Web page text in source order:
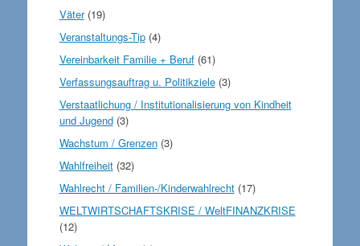
Väter(19)
Veranstaltungs-Tip(4)
Vereinbarkeit Familie + Beruf(61)
Verfassungsauftrag u. Politikziele(3)
Verstaatlichung / Institutionalisierung von Kindheit
und Jugend(3)
Wachstum / Grenzen(3)
Wahlfreiheit(32)
Wahlrecht / Familien-/Kinderwahlrecht(17)
WELTWIRTSCHAFTSKRISE / WeltFINANZKRISE
(12)